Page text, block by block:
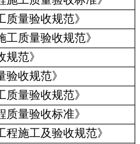
质量验收规范》
工质量验收规范》
规范》
验收规范》
质量验收规范》
质量验收标准》
程施工及验收规范》